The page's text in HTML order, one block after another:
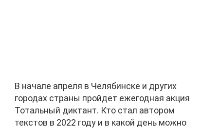
В начале апреля в Челябинске и других
городах страны пройдет ежегодная акция
Тотальный диктант. Кто стал автором
текстов в 2022 году и в какой день можно